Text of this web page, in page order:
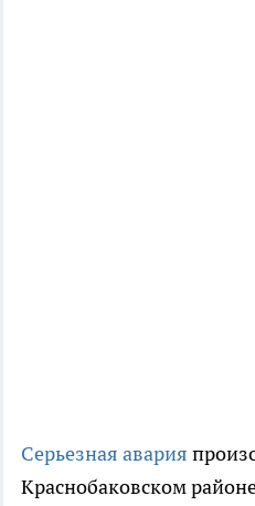
Серьезная авария
Краснобаковском